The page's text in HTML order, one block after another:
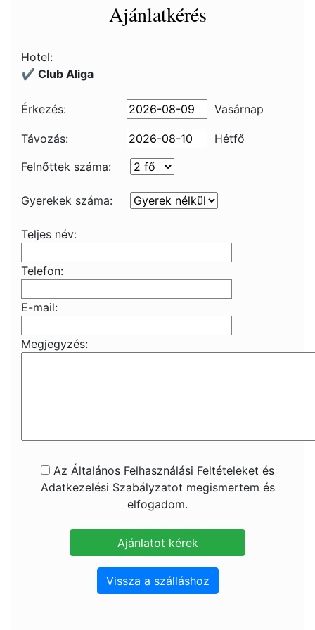
Ajánlatkérés
Hotel:
✔️ Club Aliga
Érkezés: Vasárnap
Távozás:
Hétfő
Felnőttek száma:
Gyerekek száma:
Teljes név:
Telefon:
E-mail:
Megjegyzés:
Az Általános Felhasználási Feltételeket és
Adatkezelési Szabályzatot megismertem és
elfogadom.
Vissza a szálláshoz